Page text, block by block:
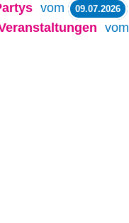
vom 09.07.2026
vom